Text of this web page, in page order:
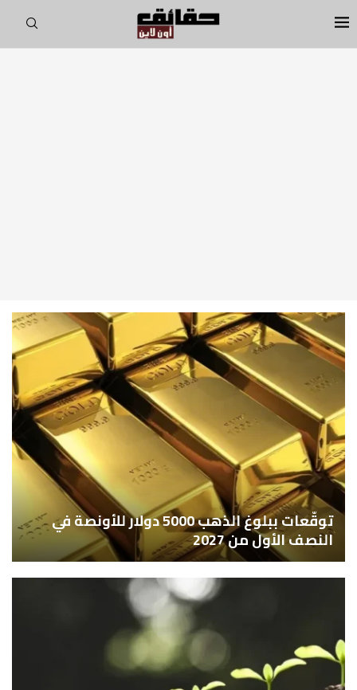
توقّعات ببلوغ الذهب 5000 دولار للأونصة في
النصف الأول من 2027